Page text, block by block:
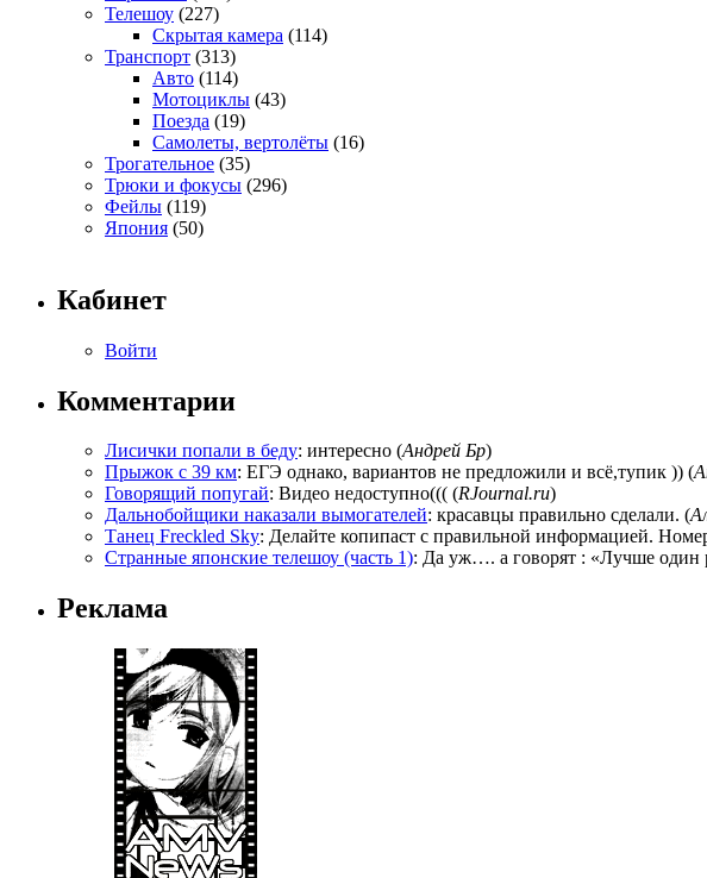
Телешоу (227)
Скрытая камера (114)
Транспорт (313)
Авто (114)
Мотоциклы (43)
Поезда (19)
Самолеты, вертолёты (16)
Трогательное (35)
Трюки и фокусы (296)
Фейлы (119)
Япония (50)
Кабинет
Войти
Комментарии
Лисички попали в беду: интересно (Андрей Бр)
Прыжок с 39 км: ЕГЭ однако, вариантов не предложили и всё,тупик )) (
Говорящий попугай: Видео недоступно((( (RJournal.ru)
Дальнобойщики наказали вымогателей: красавцы правильно сделали. (
Танец Freckled Sky: Делайте копипаст с правильной информацией.
Странные японские телешоу (часть 1): Да уж…. а говорят : «Лучше один
Реклама